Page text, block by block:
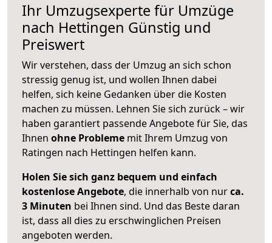
Ihr Umzugsexperte für Umzüge
nach Hettingen Günstig und
Preiswert
Wir verstehen, dass der Umzug an sich schon
stressig genug ist, und wollen Ihnen dabei
helfen, sich keine Gedanken über die Kosten
machen zu müssen. Lehnen Sie sich zurück – wir
haben garantiert passende Angebote für Sie, das
Ihnen ohne Probleme mit Ihrem Umzug von
Ratingen nach Hettingen helfen kann.
Holen Sie sich ganz bequem und einfach
kostenlose Angebote, die innerhalb von nurca.
3 Minuten bei Ihnen sind. Und das Beste daran
ist, dass all dies zu erschwinglichen Preisen
angeboten werden.